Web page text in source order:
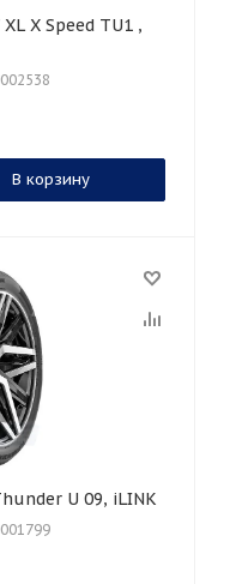
В корзину
Thunder U 09, iLINK